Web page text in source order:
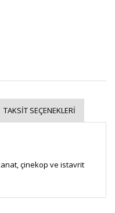
TAKSIT SEÇENEKLERI
çinekop ve istavrit